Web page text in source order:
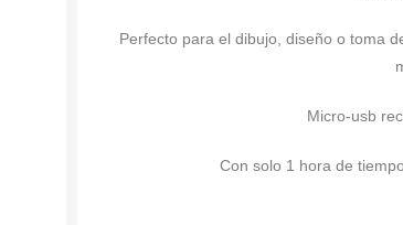
Perfecto para el dibujo, diseño o toma
Micro-usb
Con solo 1 hora de